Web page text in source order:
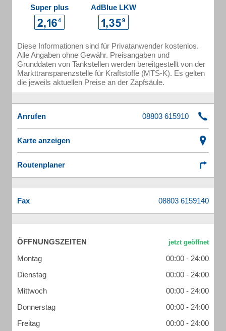
Super plus AdBlue LKW
Diese Informationen sind für Privatanwender kostenlos.
Alle Angaben ohne Gewähr. Preisangaben und
Grunddaten von Tankstellen werden bereitgestellt von der
Markttransparenzstelle für Kraftstoffe (MTS-K). Es gelten
die jeweils aktuellen Preise an der Zapfsäule.
Anrufen
Karte anzeigen
Routenplaner
Fax
ÖFFNUNGSZEITEN
Montag
00:00 - 24:00
Dienstag
00:00 - 24:00
Mittwoch
00:00 - 24:00
Donnerstag
00:00 - 24:00
Freitag
00:00 - 24:00